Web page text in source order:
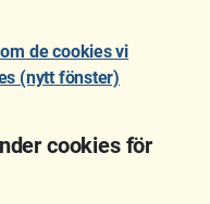
de cookies vi
(nytt fönster)
cookies för